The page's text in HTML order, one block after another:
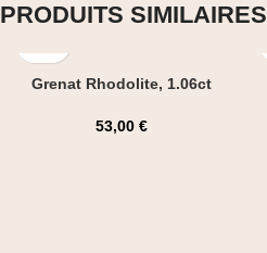
PRODUITS SIMILAIRES
Grenat Rhodolite, 1.06ct
53,00 €